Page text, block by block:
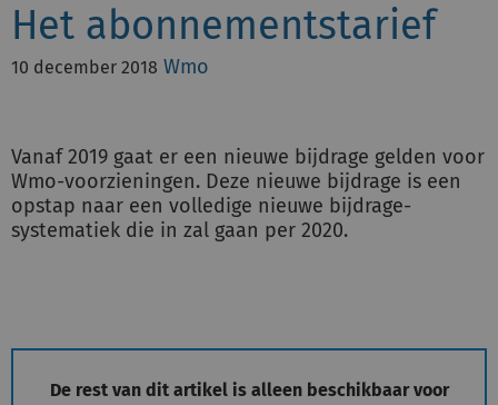
Vakgebieden
Actueel
Opleidingen
Juridisch advies
Het abonnementstarief
10 december 2018 Wmo
Vanaf 2019 gaat er een nieuwe bijdrage gelden voor
Wmo-voorzieningen. Deze nieuwe bijdrage is een
opstap naar een volledige nieuwe bijdrage-
systematiek die in zal gaan per 2020.
De rest van dit artikel is alleen beschikbaar voor